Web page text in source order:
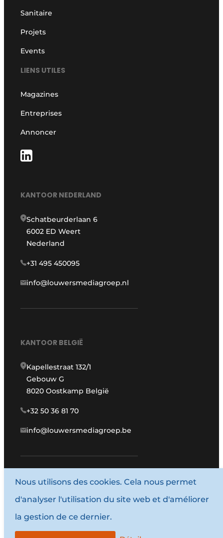
Sanitaire
Projets
Events
LIENS UTILES
Magazines
Entreprises
Annoncer
KANTOOR NEDERLAND
Schatbeurderlaan 6
6002 ED Weert
Nederland
+31 495 450095
info@louwersmediagroep.nl
KANTOOR BELGIË
Kapellestraat 132/1
Gebouw G
8020 Oostkamp België
+32 50 36 81 70
info@louwersmediagroep.be
www.louwersmediagroep.com
© 1987 - 2026 Louwersmediagroep.
Termes et conditions
Nous utilisons des cookies. Cela nous permet
d'analyser l'utilisation du site web et d'améliorer
la gestion de ce dernier.